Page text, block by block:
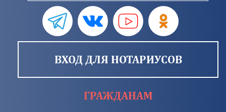
ВХОД ДЛЯ НОТАРИУСОВ
ГРАЖДАНАМ